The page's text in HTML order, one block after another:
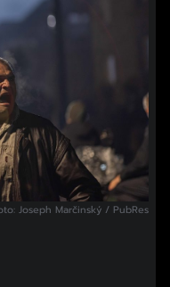
Joseph Marčinský / PubRes